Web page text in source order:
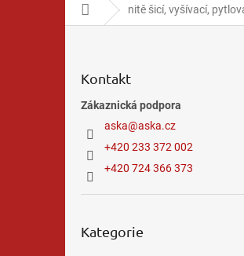
Domů nitě šicí, vyšívací,
Kontakt
Zákaznická podpora
aska@aska.cz
+420 233 372 002
+420 724 366 373
kategorie
Kategorie